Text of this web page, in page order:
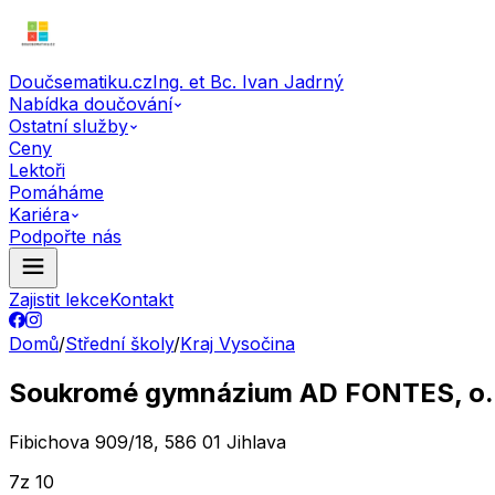
Doučsematiku.czIng. et Bc. Ivan Jadrný
Nabídka doučování
Ostatní služby
Ceny
Lektoři
Pomáháme
Kariéra
Podpořte nás
Zajistit lekceKontakt
Domů/Střední školy/Kraj Vysočina
Soukromé gymnázium AD FONTES,
Fibichova 909/18, 586 01 Jihlava
7z 10